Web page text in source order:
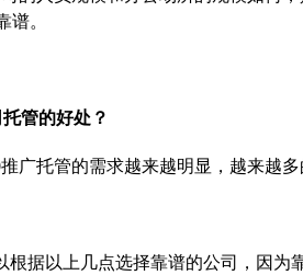
谱。
管的好处？
广托管的需求越来越明显，越来越多
根据以上几点选择靠谱的公司，因为